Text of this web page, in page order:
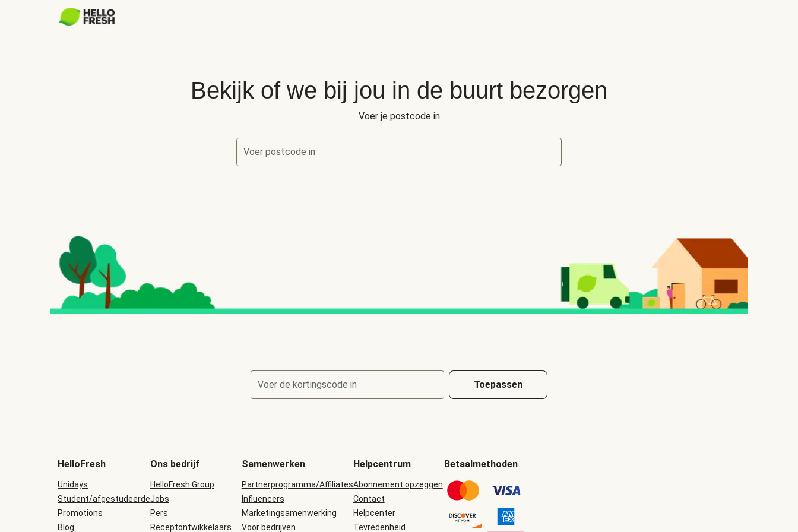
Bekijk of we bij jou in de buurt bezorgen
Voer je postcode in
Voer postcode in
Voer de kortingscode in Toepassen
HelloFresh
Unidays
Student/afgestudeerde
Promotions
Blog
Ons bedrijf
HelloFresh Group
Jobs
Pers
Receptontwikkelaars
Samenwerken
Partnerprogramma/Affiliates
Influencers
Marketingsamenwerking
Voor bedrijven
Helpcentrum
Abonnement opzeggen
Contact
Helpcenter
Tevredenheid
Betaalmethoden